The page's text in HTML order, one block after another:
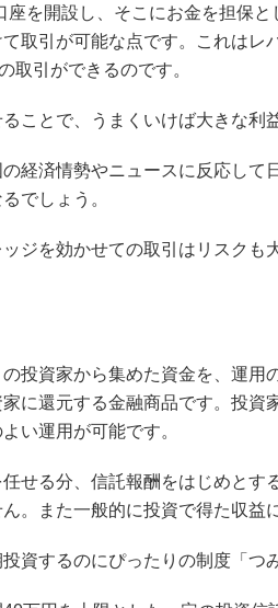
座を開設し、そこにお金を担保
取引が可能な点です。これは
取引ができるのです。
ことで、うまくいけば大きな利
経済情勢やニュースに反応し
でしょう。
ジを効かせての取引はリスクも
の投資家から集めた資金を、運
に還元する金融商品です。投
い運用が可能です。
せる分、信託報酬をはじめと
。また一般的に投資で得た収益
資するのにぴったりの制度「つ